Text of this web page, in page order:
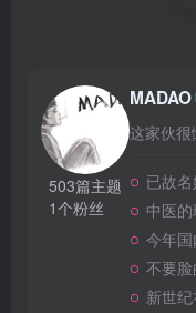
503篇主题
1个粉丝
MADAO
这家伙
已故
中医
今年
不要脸的
新世